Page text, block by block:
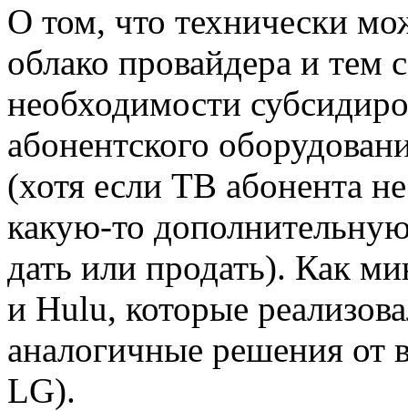
О том, что технически
облако провайдера и тем
необходимости
абонентского
(хотя если ТВ абонента
какую-то
дать или продать). Как
и Hulu, которые
аналогичные решения от
LG).